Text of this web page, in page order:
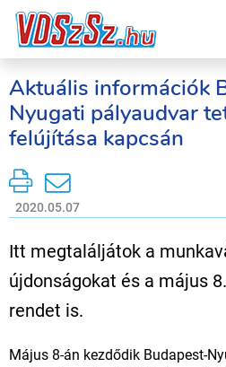
Aktuális információk
Nyugati pályaudvar
felújítása kapcsán
2020.05.07
Itt megtaláljátok a
újdonságokat és a május
rendet is.
Május 8-án kezdődik Budapest-